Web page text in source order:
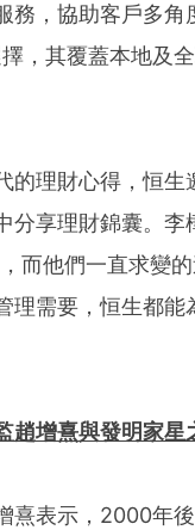
務，協助客戶多
，其覆蓋本地及
的理財心得，恒
分享理財錦囊。
而他們一直求變
理需要，恒生都
趙增熹與發明家星
熹表示，2000年